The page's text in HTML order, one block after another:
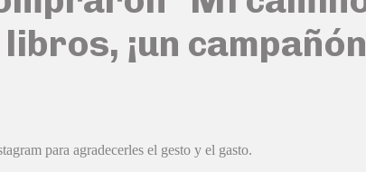
¡un
para agradecerles el gesto y el gasto.